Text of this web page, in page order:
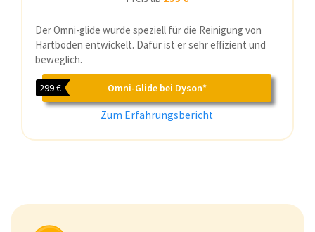
Der Omni-glide wurde speziell für die Reinigung von
Hartböden entwickelt. Dafür ist er sehr effizient und
beweglich.
Omni-Glide bei Dyson*
299 €
Zum Erfahrungsbericht